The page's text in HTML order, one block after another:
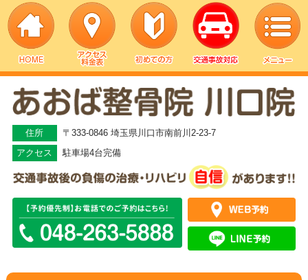
▼
住所
〒333-0846 埼玉県川口市南前川2-23-7
アクセス
駐車場4台完備